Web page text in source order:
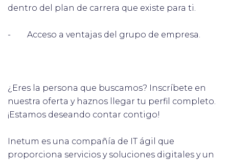
dentro del plan de carrera que existe para ti.
- Acceso a ventajas del grupo de empresa.
¿Eres la persona que buscamos? Inscríbete en
nuestra oferta y haznos llegar tu perfil completo.
¡Estamos deseando contar contigo!
Inetum es una compañía de IT ágil que
proporciona servicios y soluciones digitales y un